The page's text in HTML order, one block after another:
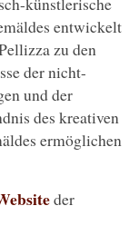
entwickelt
zu den
der nicht-
und der
des kreativen
ermöglichen
der